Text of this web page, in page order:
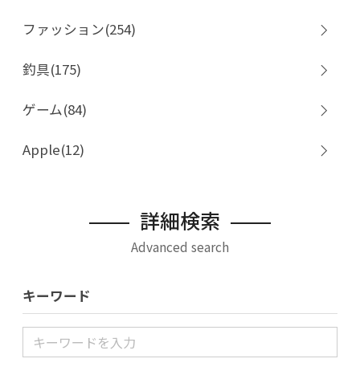
ファッション(254)
釣具(175)
ゲーム(84)
Apple(12)
詳細検索
Advanced search
キーワード